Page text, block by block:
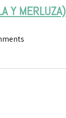
Y MERLUZA)